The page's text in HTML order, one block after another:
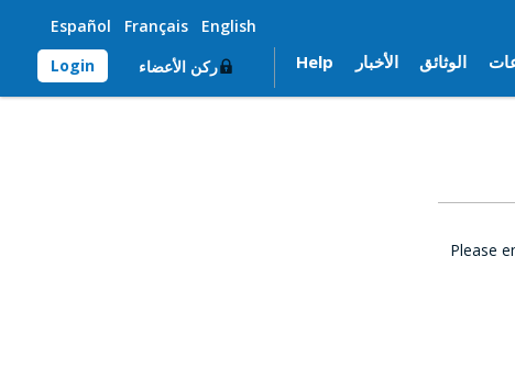
English
Français
Español
الوثائق الأخبار Help ركن الأعضاء Login
Please